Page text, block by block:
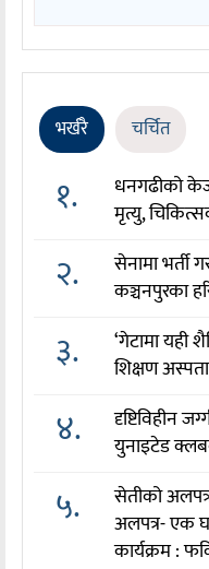
भर्खरै चर्चित
१.
धनगढीको
मृत्यु,
२.
सेनामा भर्ती
कञ्चनपुरका
३.
‘गेटामा यही
शिक्षण
४.
दृष्टिविहीन
युनाइटेड
५.
सेतीको
अलपत्र- एक
कार्यक्रम :